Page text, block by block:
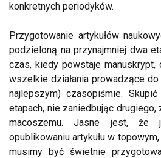
konkretnych periodyków.
Przygotowanie artykułów
podzieloną na przynajmniej dwa
czas, kiedy powstaje manuskrypt,
wszelkie działania prowadzące
najlepszym) czasopiśmie.
etapach, nie zaniedbując
macoszemu. Jasne jest, że
opublikowaniu artykułu w
musimy być świetnie